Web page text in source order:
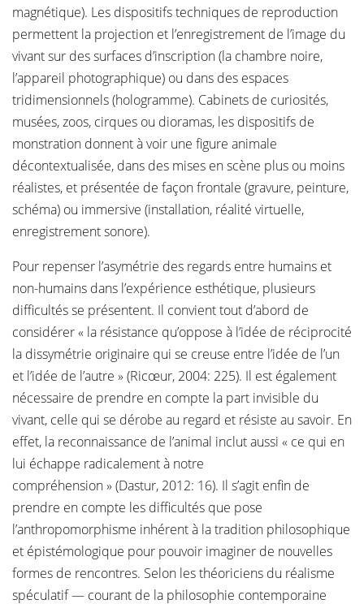
magnétique). Les dispositifs techniques de reproduction
permettent la projection et l’enregistrement de l’image du
vivant sur des surfaces d’inscription (la chambre noire,
l’appareil photographique) ou dans des espaces
tridimensionnels (hologramme). Cabinets de curiosités,
musées, zoos, cirques ou dioramas, les dispositifs de
monstration donnent à voir une figure animale
décontextualisée, dans des mises en scène plus ou moins
réalistes, et présentée de façon frontale (gravure, peinture,
schéma) ou immersive (installation, réalité virtuelle,
enregistrement sonore).
Pour repenser l’asymétrie des regards entre humains et
non-humains dans l’expérience esthétique, plusieurs
difficultés se présentent. Il convient tout d’abord de
considérer « la résistance qu’oppose à l’idée de réciprocité
la dissymétrie originaire qui se creuse entre l’idée de l’un
et l’idée de l’autre » (Ricœur, 2004: 225). Il est également
nécessaire de prendre en compte la part invisible du
vivant, celle qui se dérobe au regard et résiste au savoir. En
effet, la reconnaissance de l’animal inclut aussi « ce qui en
lui échappe radicalement à notre
compréhension » (Dastur, 2012: 16). Il s’agit enfin de
prendre en compte les difficultés que pose
l’anthropomorphisme inhérent à la tradition philosophique
et épistémologique pour pouvoir imaginer de nouvelles
formes de rencontres. Selon les théoriciens du réalisme
spéculatif — courant de la philosophie contemporaine